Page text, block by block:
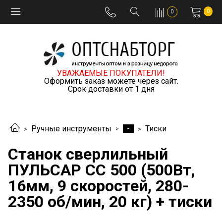
0 0
УВАЖАЕМЫЕ ПОКУПАТЕЛИ!
Оформить заказ можете через сайт.
Срок доставки от 1 дня
Ручные инструменты - Тиски
Станок сверлильный
ПУЛЬСАР СС 500 (500Вт,
16мм, 9 скоростей, 280-
2350 об/мин, 20 кг) + тиски